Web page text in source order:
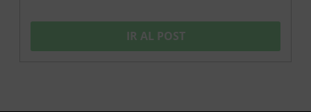
IR AL POST